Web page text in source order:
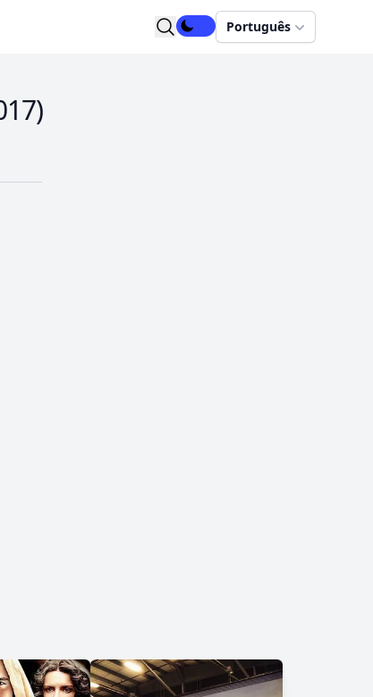
Português
)